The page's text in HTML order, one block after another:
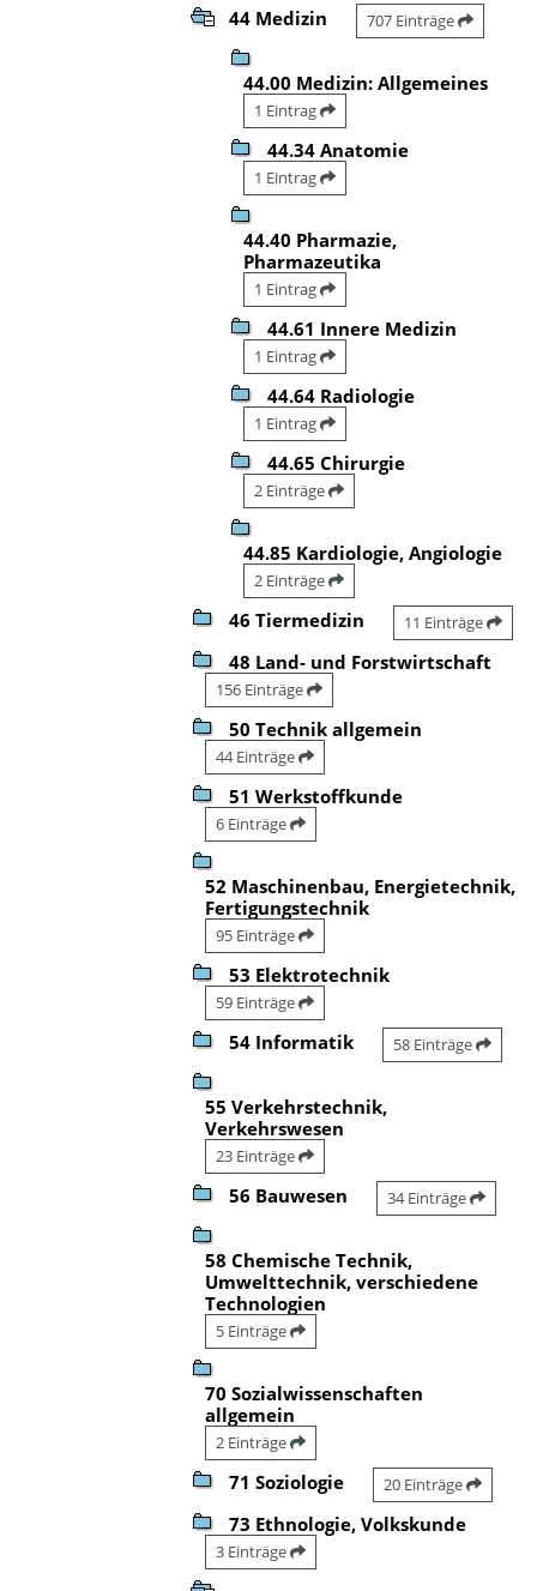
44 Medizin 707 Einträge
44.00 Medizin: Allgemeines
1 Eintrag
44.34 Anatomie
1 Eintrag
44.40 Pharmazie,
Pharmazeutika
1 Eintrag
44.61 Innere Medizin
1 Eintrag
44.64 Radiologie
1 Eintrag
44.65 Chirurgie
2 Einträge
44.85 Kardiologie, Angiologie
2 Einträge
46 Tiermedizin 11 Einträge
48 Land- und Forstwirtschaft
156 Einträge
50 Technik allgemein
44 Einträge
51 Werkstoffkunde
6 Einträge
52 Maschinenbau, Energietechnik,
Fertigungstechnik
95 Einträge
53 Elektrotechnik
59 Einträge
54 Informatik 58 Einträge
55 Verkehrstechnik,
Verkehrswesen
23 Einträge
56 Bauwesen 34 Einträge
58 Chemische Technik,
Umwelttechnik, verschiedene
Technologien
5 Einträge
70 Sozialwissenschaften
allgemein
2 Einträge
71 Soziologie 20 Einträge
73 Ethnologie, Volkskunde
3 Einträge